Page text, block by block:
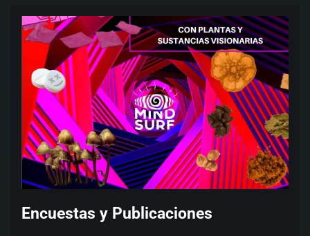
Encuestas y Publicaciones